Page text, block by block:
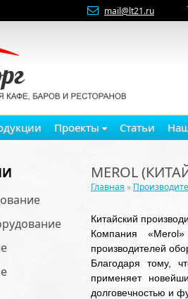
mail@lt21.ru
Проекты Статьи
MEROL
Главная »
Китайский
Компания
производителей
Благодаря тому,
применяет
долговечностью и